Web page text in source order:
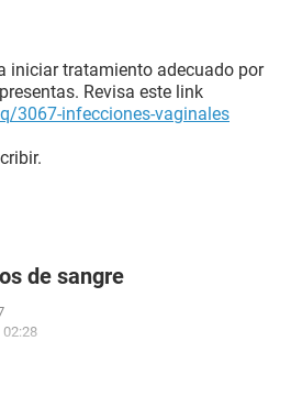
iniciar tratamiento adecuado por
Revisa este link
3067-infecciones-vaginales
de sangre
02:28